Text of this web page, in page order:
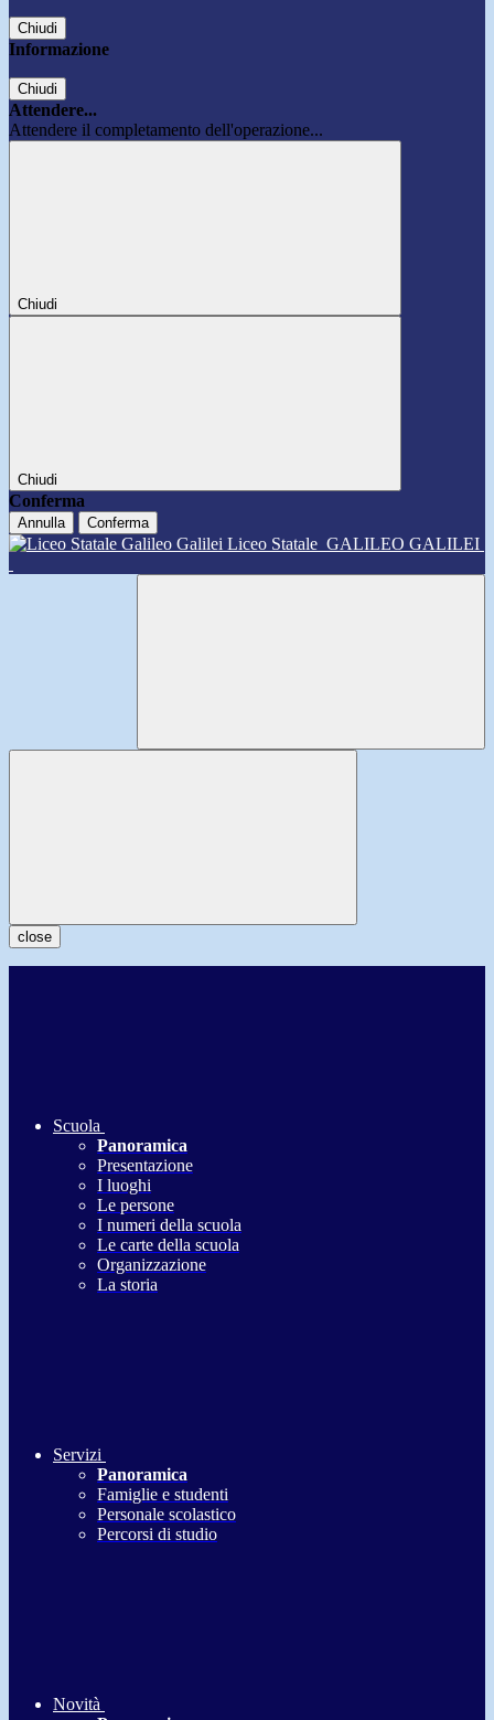
Chiudi
Informazione
Chiudi
Attendere...
Attendere il completamento dell'operazione...
Chiudi
Chiudi
Conferma
Annulla Conferma
Liceo Statale GALILEO GALILEI
close
Scuola
Panoramica
Presentazione
I luoghi
Le persone
I numeri della scuola
Le carte della scuola
Organizzazione
La storia
Servizi
Panoramica
Famiglie e studenti
Personale scolastico
Percorsi di studio
Novità